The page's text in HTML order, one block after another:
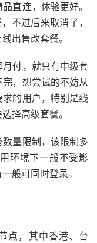
直连，体验更好。
不过后来取消了，
出售改套餐。
付，就只有中级套
，想尝试的不妨从
的用户，特别是线
择高级套餐。
量限制，该限制多
环境下一般不受影
般可同时登录。
点，其中香港、台